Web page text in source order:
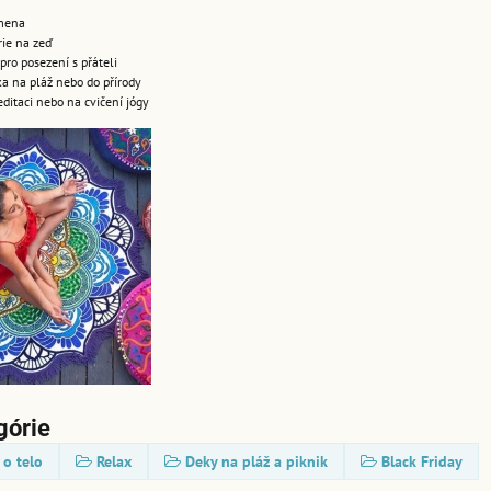
na zeď
posezení s přáteli
na pláž nebo do přírody
nebo na cvičení jógy
telo Relax Deky na pláž a piknik Black Friday